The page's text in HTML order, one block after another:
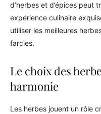
d’herbes et d’épices peut
expérience culinaire
utiliser les meilleures
farcies.
Le choix des
harmonie
Les herbes jouent un rôle